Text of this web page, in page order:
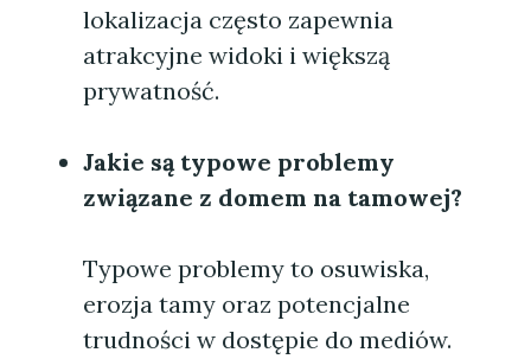
lokalizacja często zapewnia
atrakcyjne widoki i większą
prywatność.
Jakie są typowe problemy
związane z domem na tamowej?
Typowe problemy to osuwiska,
erozja tamy oraz potencjalne
trudności w dostępie do mediów.